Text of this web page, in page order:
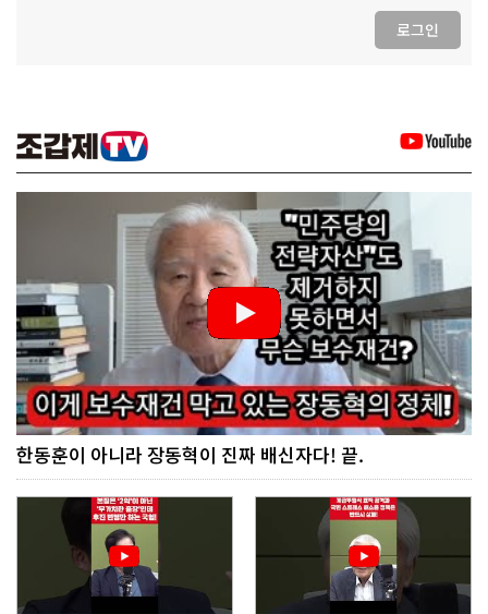
로그인
한동훈이 아니라 장동혁이 진짜 배신자다! 끝.